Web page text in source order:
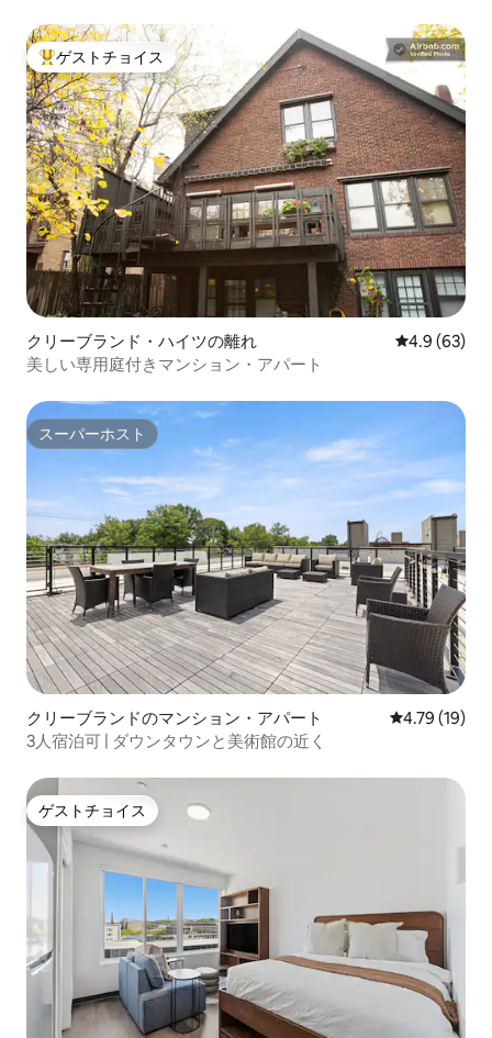
大好評のゲストチョイスです。
ゲストチョイス
クリーブランド・ハイツの離れ レビュー63
4.9 (63)
美しい専用庭付きマンション・アパート
スーパーホスト
スーパーホスト
クリーブランドのマンション・アパート レビュー19
4.79 (19)
3人宿泊可 | ダウンタウンと美術館の近く
ゲストチョイス
ゲストチョイス